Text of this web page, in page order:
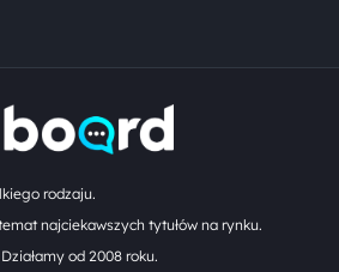
rodzaju.
najciekawszych tytułów na rynku.
od 2008 roku.